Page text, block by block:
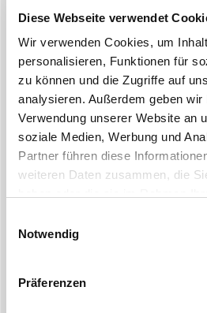
Diese Webseite verwendet
Wir verwenden Cookies, um
personalisieren, Funktionen für
zu können und die Zugriffe auf
analysieren. Außerdem geben
Verwendung unserer Website an
soziale Medien, Werbung und
Partner führen diese
weiteren Daten zusammen, die
Notwendig
Präferenzen
Ähnliche Produkte
Deventer
Zimmertürdichtung Typ M3967